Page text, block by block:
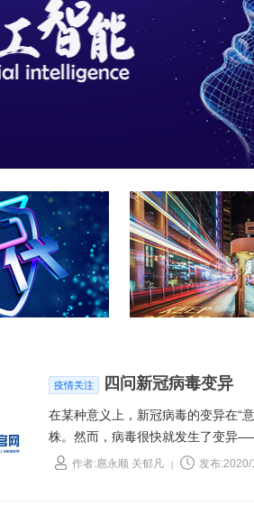
疫情关注 四问新冠病毒变异
在某种意义上，新冠病毒的变异在“
株。然而，病毒很快就发生了变异
（G）。有研究发现，发生这种被
作者:扈永顺 关郁凡 发布